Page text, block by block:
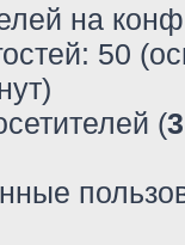
на
50
(